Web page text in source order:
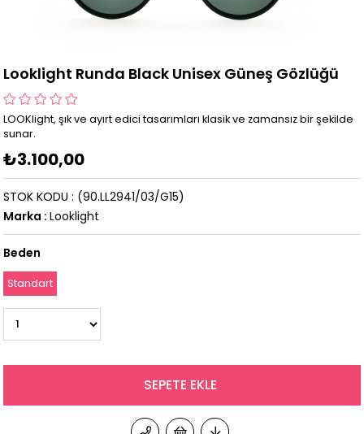
Looklight Runda Black Unisex Güneş Gözlüğü
LOOKlight, şık ve ayırt edici tasarımları klasik ve zamansız bir şekilde
sunar.
₺3.100,00
(90.LL2941/03/G15)
STOK KODU
Marka : Looklight
Beden
Standart